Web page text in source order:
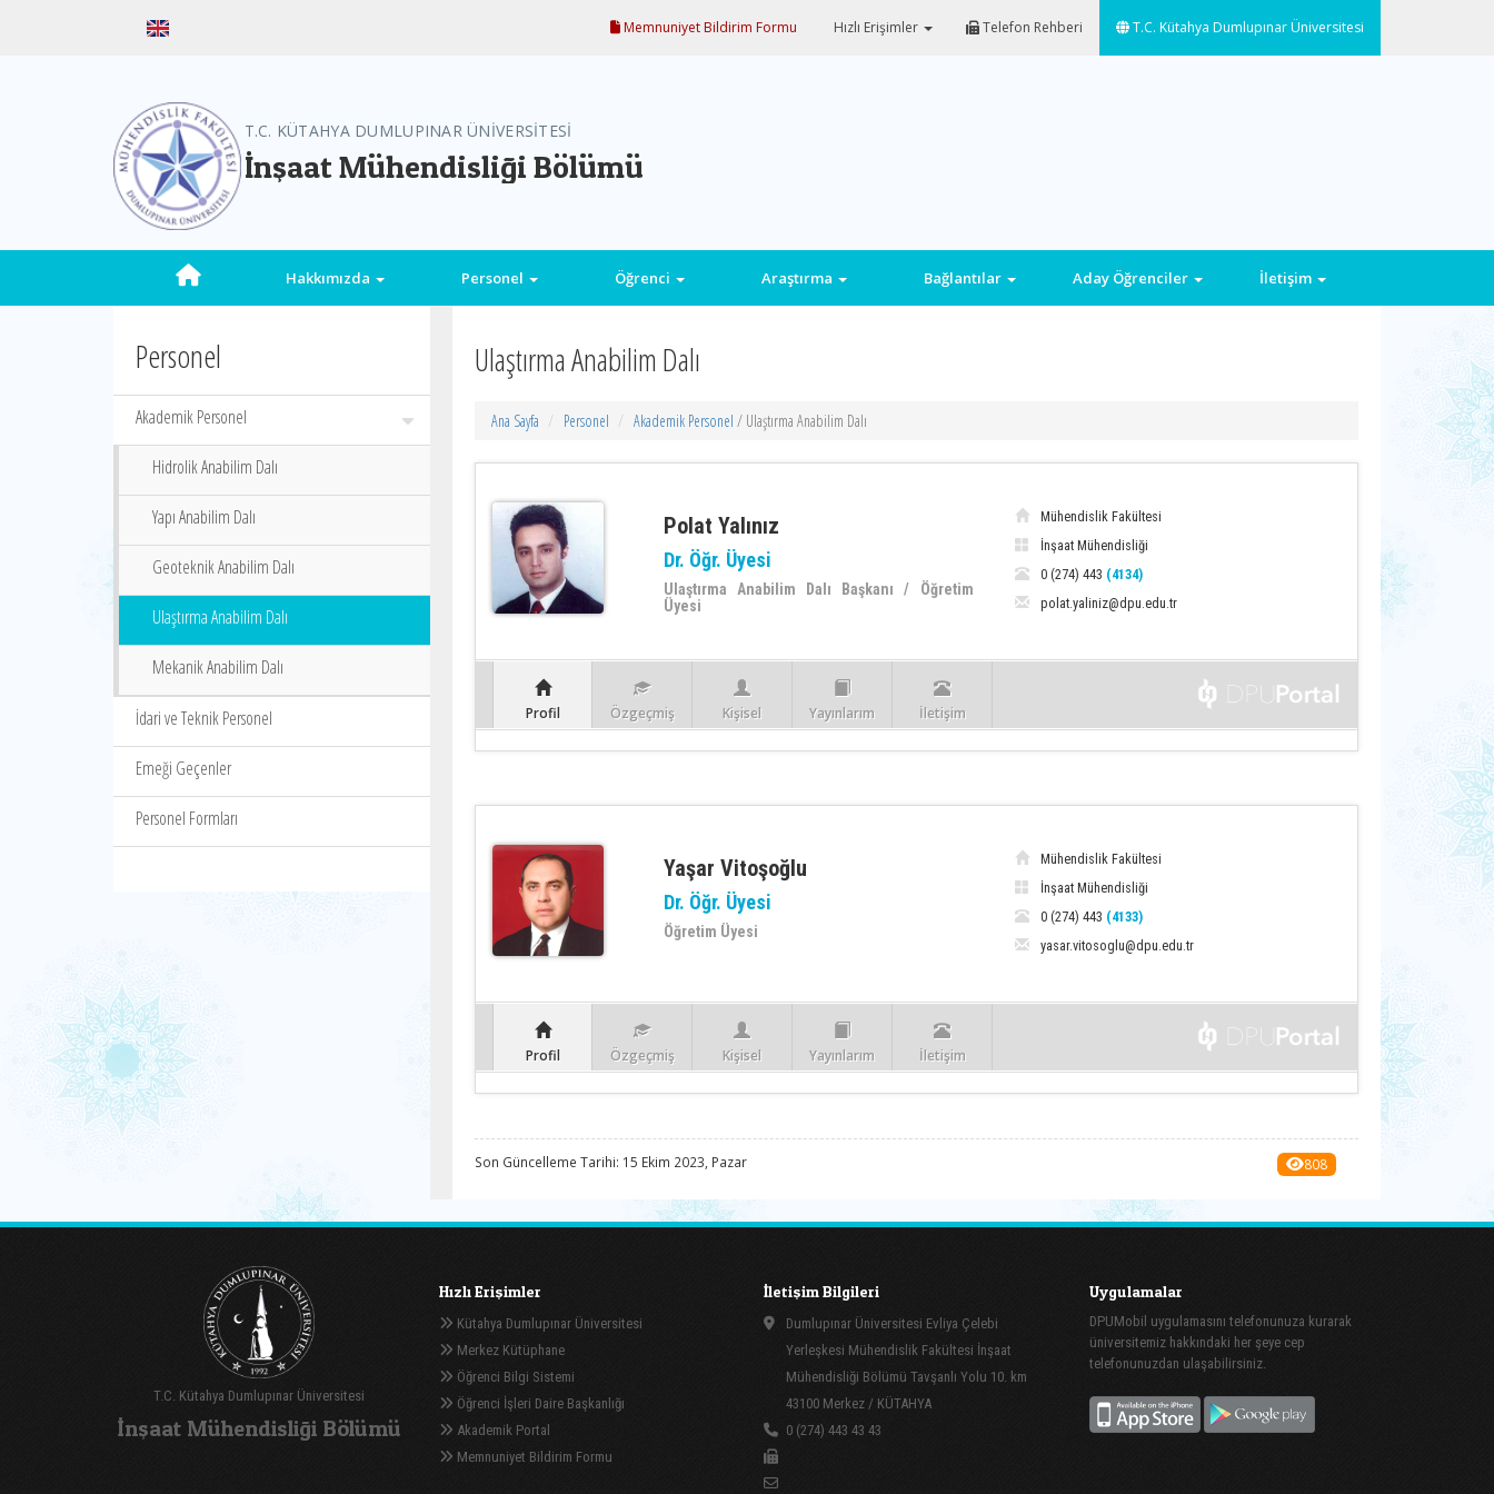
Memnuniyet Bildirim Formu Hızlı Erişimler Telefon Rehberi T.C. Kütahya Dumlupınar Üniversitesi
T.C. KÜTAHYA DUMLUPINAR ÜNİVERSİTESİ
İnşaat Mühendisliği Bölümü
Hakkımızda Personel Öğrenci Araştırma Bağlantılar Aday Öğrenciler İletişim
Personel
Akademik Personel
Hidrolik Anabilim Dalı
Yapı Anabilim Dalı
Geoteknik Anabilim Dalı
Ulaştırma Anabilim Dalı
Mekanik Anabilim Dalı
İdari ve Teknik Personel
Emeği Geçenler
Personel Formları
Ulaştırma Anabilim Dalı
Ana Sayfa Personel Akademik Personel / Ulaştırma Anabilim Dalı
Polat Yalınız
Dr. Öğr. Üyesi
Ulaştırma Anabilim Dalı Başkanı / Öğretim
Üyesi
Mühendislik Fakültesi
İnşaat Mühendisliği
0 (274) 443 (4134)
polat.yaliniz@dpu.edu.tr
Profil Özgeçmiş Kişisel Yayınlarım İletişim
Yaşar Vitoşoğlu
Dr. Öğr. Üyesi
Öğretim Üyesi
Mühendislik Fakültesi
İnşaat Mühendisliği
0 (274) 443 (4133)
yasar.vitosoglu@dpu.edu.tr
Profil Özgeçmiş Kişisel Yayınlarım İletişim
Son Güncelleme Tarihi: 15 Ekim 2023, Pazar 808
T.C. Kütahya Dumlupınar Üniversitesi
İnşaat Mühendisliği Bölümü
Hızlı Erişimler
Kütahya Dumlupınar Üniversitesi
Merkez Kütüphane
Öğrenci Bilgi Sistemi
Öğrenci İşleri Daire Başkanlığı
Akademik Portal
Memnuniyet Bildirim Formu
İletişim Bilgileri
Dumlupınar Üniversitesi Evliya Çelebi
Yerleşkesi Mühendislik Fakültesi İnşaat
Mühendisliği Bölümü Tavşanlı Yolu 10. km
43100 Merkez / KÜTAHYA
0 (274) 443 43 43
Uygulamalar
DPUMobil uygulamasını telefonunuza kurarak
üniversitemiz hakkındaki her şeye cep
telefonunuzdan ulaşabilirsiniz.